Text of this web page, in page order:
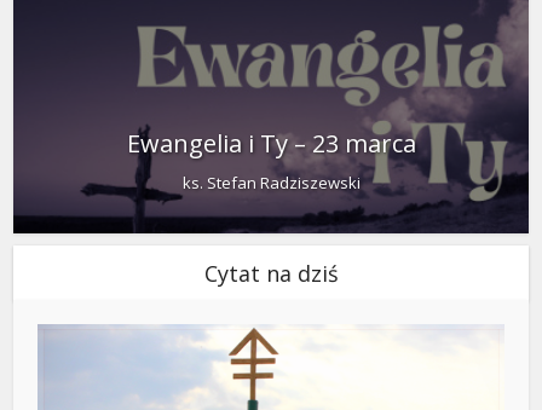
Ewangelia i Ty – 23 marca
ks. Stefan Radziszewski
Cytat na dziś